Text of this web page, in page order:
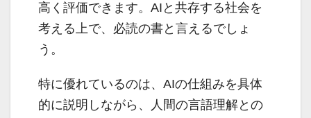
高く評価できます。AIと共存する社会を
考える上で、必読の書と言えるでしょ
う。
特に優れているのは、AIの仕組みを具体
的に説明しながら、人間の言語理解との